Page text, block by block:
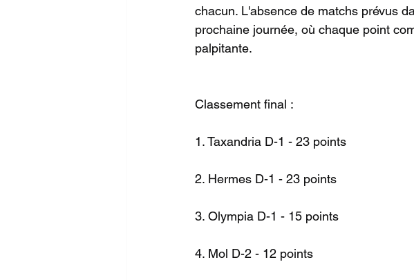
chacun. L'absence de matchs prévus
prochaine journée, où chaque point
palpitante.
Classement final :
1. Taxandria D-1 - 23 points
2. Hermes D-1 - 23 points
3. Olympia D-1 - 15 points
4. Mol D-2 - 12 points